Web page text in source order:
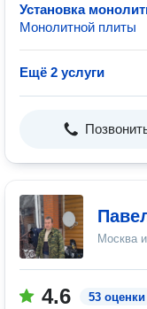
Установка
Монолитной плиты
Ещё 2 услуги
Москва
4.6 53 оценки